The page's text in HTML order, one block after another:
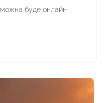
можна буде онлайн